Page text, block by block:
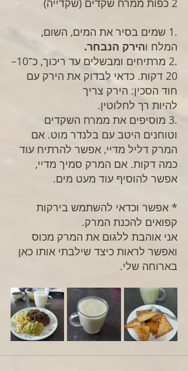
2 כפות ממרח שקדים (שקדייה)
.1 שמים בסיר את המים, השום,
המלח והירק הנבחר.
.2 מרתיחים ומבשלים עד ריכוך, כ־10–
20 דקות. כדאי לבדוק את הירק עם
חוד הסכין: הירק צריך
להיות רך לחלוטין.
.3 מוסיפים את ממרח השקדים
וטוחנים היטב עם בלנדר מוט. אם
המרק דליל מדיי, אפשר להרתיח עוד
כמה דקות. אם המרק סמיך מדיי,
אפשר להוסיף עוד מעט מים.
* אפשר וכדאי להשתמש בירקות
קפואים להכנת המרק.
אני אוהבת ללגום את המרק מכוס
ואפשר לראות כיצד שילבתי אותו כאן
בארוחה שלי.